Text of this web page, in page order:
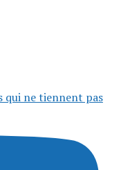
qui ne tiennent pas